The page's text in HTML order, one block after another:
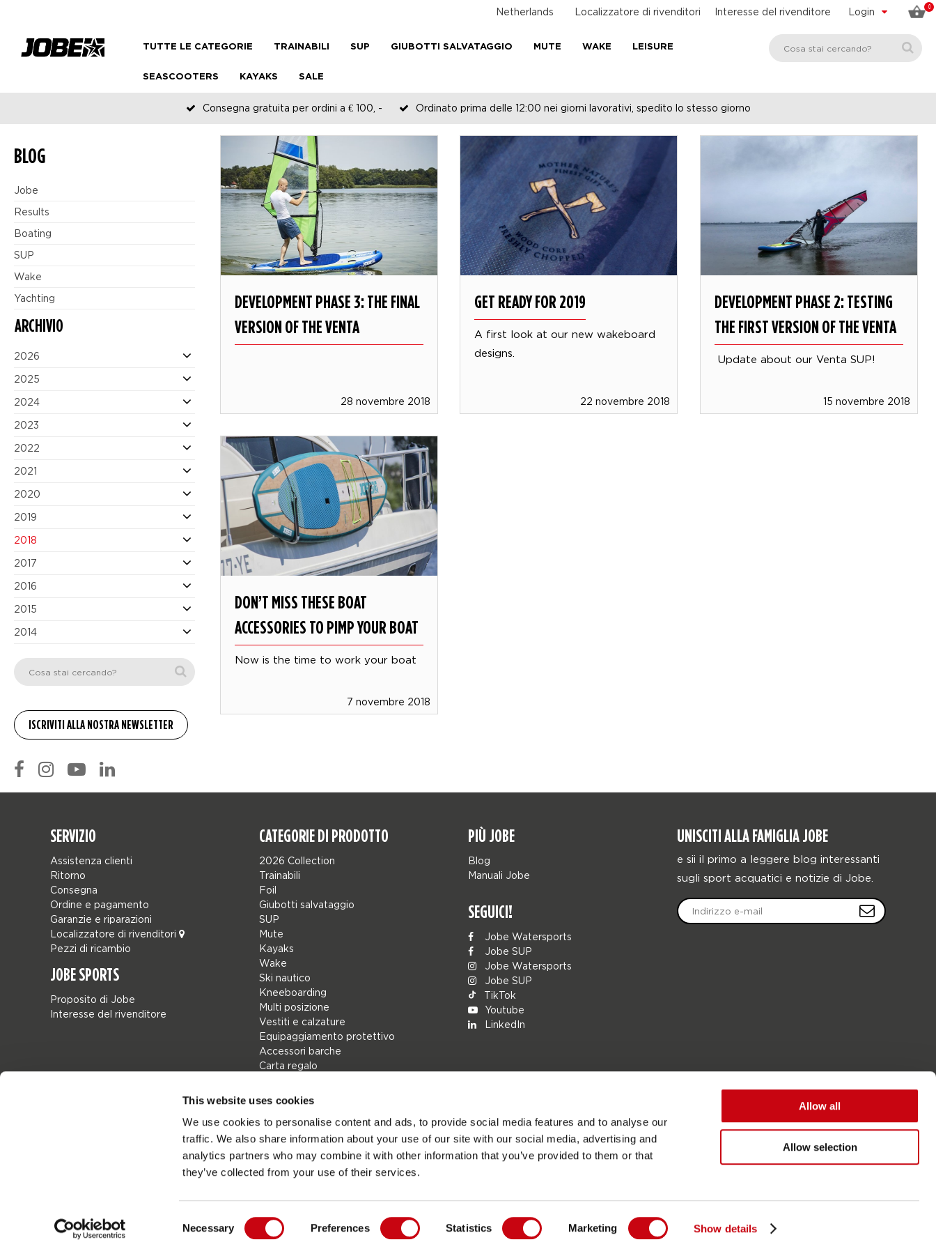
This website uses cookies
We use cookies to personalise content and ads, to provide social media features and to analyse our
traffic. We also share information about your use of our site with our social media, advertising and
analytics partners who may combine it with other information that you’ve provided to them or that
they’ve collected from your use of their services.
Selection
Necessary Preferences Statistics Marketing Show details
Allow all
Allow selection
0
Login
Interesse del rivenditore
Localizzatore di rivenditori
Netherlands
TUTTE LE CATEGORIE TRAINABILI SUP GIUBOTTI SALVATAGGIO MUTE WAKE LEISURE
SEASCOOTERS KAYAKS SALE
Consegna gratuita per ordini a € 100, - Ordinato prima delle 12:00 nei giorni lavorativi, spedito lo stesso giorno
BLOG
Jobe
Results
Boating
SUP
Wake
Yachting
ARCHIVIO
2026
2025
2024
2023
2022
2021
2020
2019
2018
2017
2016
2015
2014
DEVELOPMENT PHASE 3: THE FINAL
VERSION OF THE VENTA
28 novembre 2018
GET READY FOR 2019
A first look at our new wakeboard
designs.
22 novembre 2018
DEVELOPMENT PHASE 2: TESTING
THE FIRST VERSION OF THE VENTA
Update about our Venta SUP!
15 novembre 2018
DON’T MISS THESE BOAT
ACCESSORIES TO PIMP YOUR BOAT
Now is the time to work your boat
7 novembre 2018
SERVIZIO
Assistenza clienti
Ritorno
Consegna
Ordine e pagamento
Garanzie e riparazioni
Localizzatore di rivenditori
Pezzi di ricambio
JOBE SPORTS
Proposito di Jobe
Interesse del rivenditore
CATEGORIE DI PRODOTTO
2026 Collection
Trainabili
Foil
Giubotti salvataggio
SUP
Mute
Kayaks
Wake
Ski nautico
Kneeboarding
Multi posizione
Vestiti e calzature
Equipaggiamento protettivo
Accessori barche
Carta regalo
Collaborations
SALE
Mix & Match
Pezzi di ricambio
PIÙ JOBE
Blog
Manuali Jobe
SEGUICI!
Jobe Watersports
Jobe SUP
Jobe Watersports
Jobe SUP
TikTok
Youtube
LinkedIn
UNISCITI ALLA FAMIGLIA JOBE
e sii il primo a leggere blog interessanti
sugli sport acquatici e notizie di Jobe.
Netherlands Jobesports.com - Sito ufficiale
Accessibilità